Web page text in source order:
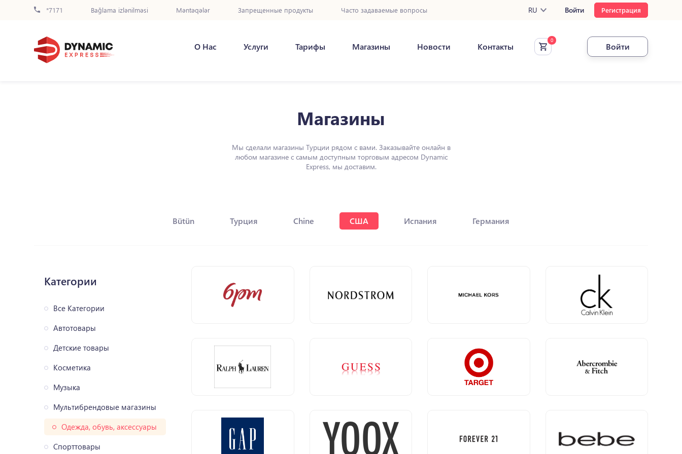
*7171 Bağlama izlənilməsi Məntəqələr Запрещенные продукты Часто задаваемые вопросы RU Войти Регистрация
О Нас Услуги Тарифы Магазины Новости Контакты Войти
Магазины
Мы сделали магазины Турции рядом с вами. Заказывайте онлайн в
любом магазине с самым доступным торговым адресом Dynamic
Express, мы доставим.
Bütün Турция Chine США Испания Германия
Категории
Все Категории
Автотовары
Детские товары
Косметика
Музыка
Мультибрендовые магазины
Одежда, обувь, аксессуары
Спорттовары